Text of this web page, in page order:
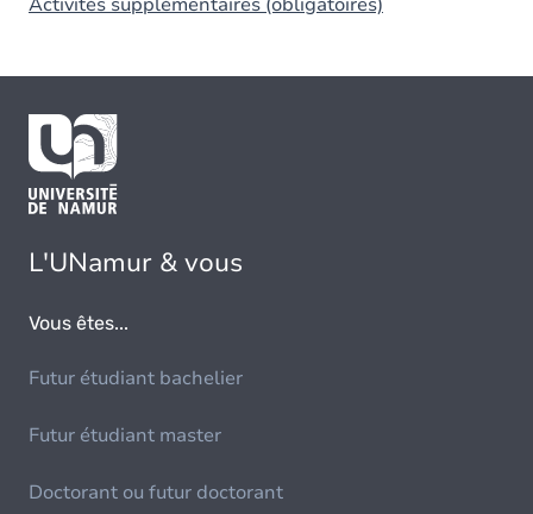
L'UNamur & vous
Vous êtes...
Futur étudiant bachelier
Futur étudiant master
Doctorant ou futur doctorant